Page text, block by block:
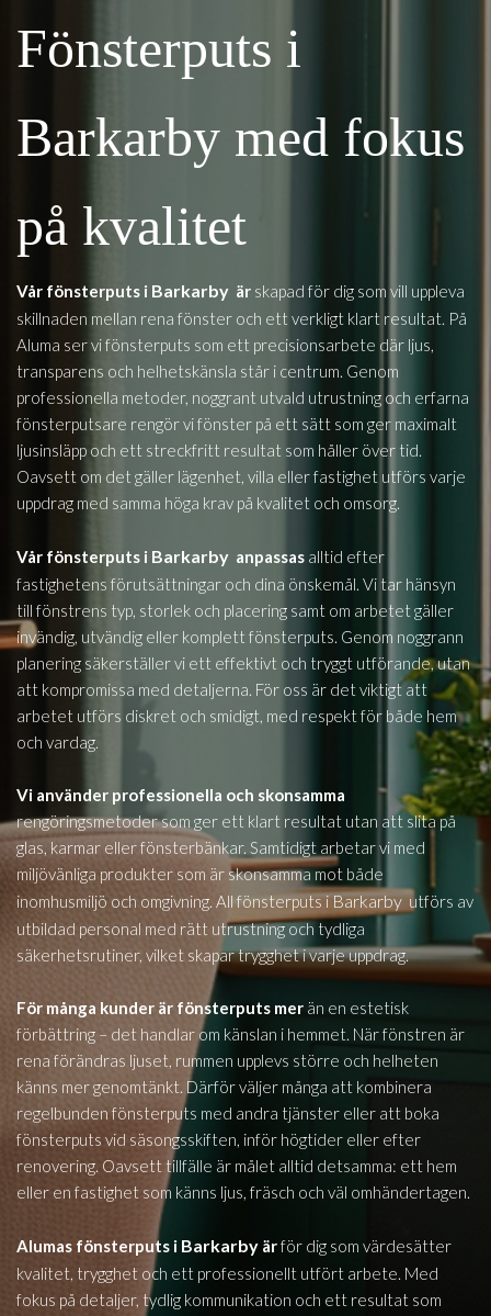
Fönsterputs i
Barkarby med fokus
på kvalitet
Vår fönsterputs i Barkarby är skapad för dig som vill uppleva
skillnaden mellan rena fönster och ett verkligt klart resultat. På
Aluma ser vi fönsterputs som ett precisionsarbete där ljus,
transparens och helhetskänsla står i centrum. Genom
professionella metoder, noggrant utvald utrustning och erfarna
fönsterputsare rengör vi fönster på ett sätt som ger maximalt
ljusinsläpp och ett streckfritt resultat som håller över tid.
Oavsett om det gäller lägenhet, villa eller fastighet utförs varje
uppdrag med samma höga krav på kvalitet och omsorg.
Vår fönsterputs i Barkarby anpassas alltid efter
fastighetens förutsättningar och dina önskemål. Vi tar hänsyn
till fönstrens typ, storlek och placering samt om arbetet gäller
invändig, utvändig eller komplett fönsterputs. Genom noggrann
planering säkerställer vi ett effektivt och tryggt utförande, utan
att kompromissa med detaljerna. För oss är det viktigt att
arbetet utförs diskret och smidigt, med respekt för både hem
och vardag.
Vi använder professionella och skonsamma
rengöringsmetoder som ger ett klart resultat utan att slita på
glas, karmar eller fönsterbänkar. Samtidigt arbetar vi med
miljövänliga produkter som är skonsamma mot både
inomhusmiljö och omgivning. All fönsterputs iBarkarby utförs av
utbildad personal med rätt utrustning och tydliga
säkerhetsrutiner, vilket skapar trygghet i varje uppdrag.
För många kunder är fönsterputs mer än en estetisk
förbättring – det handlar om känslan i hemmet. När fönstren är
rena förändras ljuset, rummen upplevs större och helheten
känns mer genomtänkt. Därför väljer många att kombinera
regelbunden fönsterputs med andra tjänster eller att boka
fönsterputs vid säsongsskiften, inför högtider eller efter
renovering. Oavsett tillfälle är målet alltid detsamma: ett hem
eller en fastighet som känns ljus, fräsch och väl omhändertagen.
Alumas fönsterputs i Barkarby ärför dig som värdesätter
kvalitet, trygghet och ett professionellt utfört arbete. Med
fokus på detaljer, tydlig kommunikation och ett resultat som